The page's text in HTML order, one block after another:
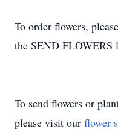
To order flowers,
the SEND FLOWERS
To send flowers or
please visit our flower